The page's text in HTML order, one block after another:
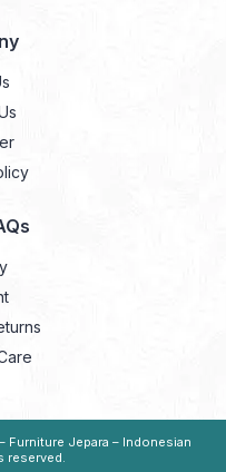
Furniture Jepara – Indonesian
reserved.